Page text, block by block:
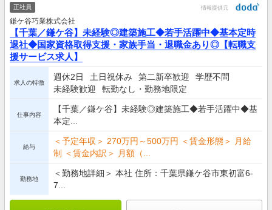
正社員 情報提供元
鎌ケ谷巧業株式会社
【千葉／鎌ケ谷】未経験◎建築施工◆若手活躍中◆基本定時
退社◆国家資格取得支援・家族手当・退職金あり◎【転職支
援サービス求人】
求人の特徴
週休2日 土日祝休み 第二新卒歓迎
学歴不問
未経験歓迎
転勤なし・勤務地限定
仕事内容
【千葉／鎌ケ谷】未経験◎建築施工◆若手活躍中◆基
本定...
給与
＜予定年収＞ 270万円～500万円 ＜賃金形態＞ 月給
制 ＜賃金内訳＞ 月額（...
勤務地
＜勤務地詳細＞ 本社 住所：千葉県鎌ケ谷市東初富6-
7...